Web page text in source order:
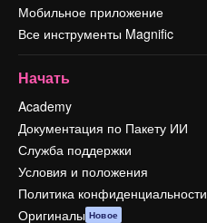
Мобильное приложение
Все инструменты Magnific
Начать
Academy
Документация по Пакету ИИ
Служба поддержки
Условия и положения
Политика конфиденциальности
Оригиналы Новое